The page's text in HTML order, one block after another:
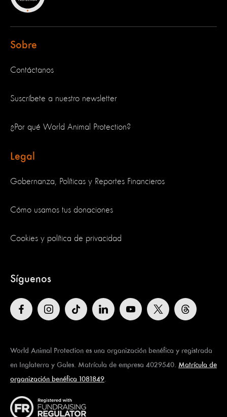
Sobre
Contáctanos
Suscríbete a nuestro newsletter
¿Por qué World Animal Protection?
Legal
Gobernanza, Políticas y Reportes Financieros
Cómo usamos tus donaciones
Cookies y política de privacidad
Síguenos
World Animal Protection es una organización benéfica y registrada
en Inglaterra y Gales. Matrícula de empresa 4029540. Matrícula de
organización benéfica 1081849